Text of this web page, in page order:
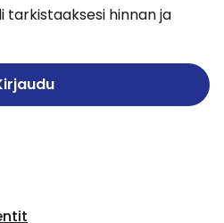
tarkistaaksesi hinnan ja